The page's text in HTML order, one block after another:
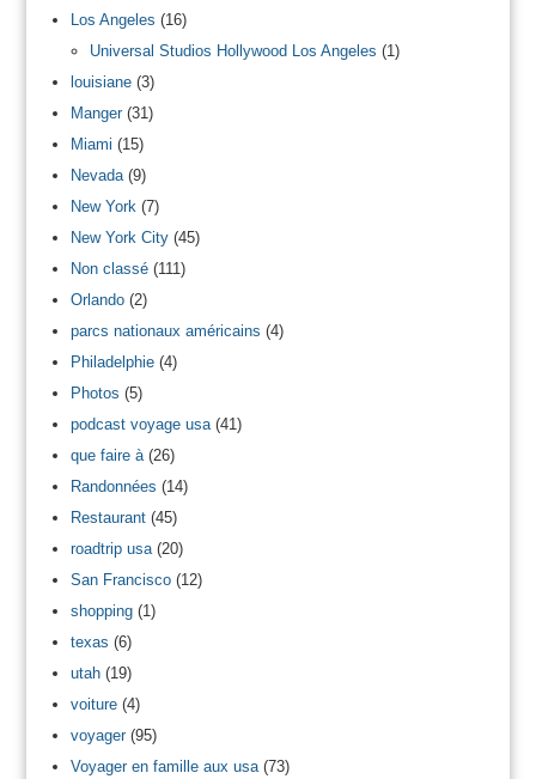
Los Angeles (16)
Universal Studios Hollywood Los Angeles (1)
louisiane(3)
Manger(31)
Miami (15)
Nevada(9)
New York (7)
New York City(45)
Non classé(111)
Orlando(2)
parcs nationaux américains (4)
Philadelphie(4)
Photos (5)
podcast voyage usa(41)
que faire à(26)
Randonnées (14)
Restaurant(45)
roadtrip usa(20)
San Francisco(12)
shopping(1)
texas (6)
utah(19)
voiture(4)
voyager(95)
Voyager en famille aux usa(73)